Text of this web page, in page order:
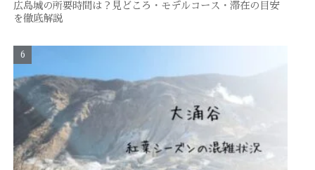
広島城の所要時間は？見どころ・モデルコース・滞在の目安
を徹底解説